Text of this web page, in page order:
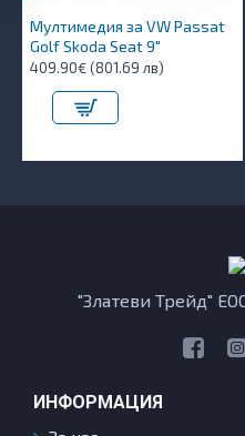
Мултимедия за VW Passat
Golf Skoda Seat 9"
409.90€ (801.69 лв)
"Златеви Трейд"
ИНФОРМАЦИЯ